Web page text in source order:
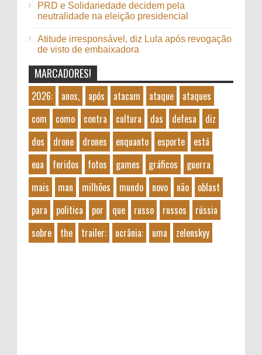
PRD e Solidariedade decidem pela
neutralidade na eleição presidencial
Atitude irresponsável, diz Lula após revogação
de visto de embaixadora
MARCADORES!
2026: anos, após atacam ataque
ataques
com
como contra cultura das defesa
diz
dos
drone drones enquanto esporte
está
eua
feridos fotos games gráficos
guerra
mais
man milhões mundo novo não
oblast
para
politica por que russo russos
rússia
sobre
the trailer: ucrânia: uma zelenskyy